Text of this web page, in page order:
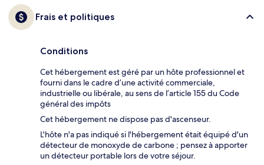
Frais et politiques
Conditions
Cet hébergement est géré par un hôte professionnel et
fourni dans le cadre d’une activité commerciale,
industrielle ou libérale, au sens de l’article 155 du Code
général des impôts
Cet hébergement ne dispose pas d'ascenseur.
L'hôte n'a pas indiqué si l'hébergement était équipé d'un
détecteur de monoxyde de carbone ; pensez à apporter
un détecteur portable lors de votre séjour.